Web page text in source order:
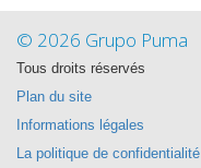
© 2026 Grupo Puma
Tous droits réservés
Plan du site
Informations légales
La politique de confidentialité